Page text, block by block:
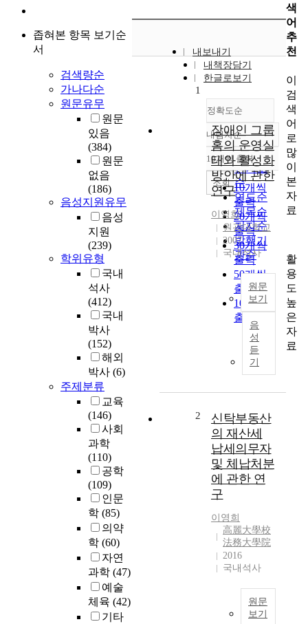
좁혀본 항목 보기순
서
검색량순
가나다순
원문유무
원문
있음
(384)
원문
없음
(186)
음성지원유무
음성
지원
(239)
학위유형
국내
석사
(412)
국내
박사
(152)
해외
박사 (6)
주제분류
교육
(146)
사회
과학
(110)
공학
(109)
인문
학 (85)
의약
학 (60)
자연
과학 (47)
예술
체육 (42)
기타
내보내기
내책장담기
한글로보기
정확도순
정확도
순
인기도
순
연도순
제목순
저자순
발행기
관순
내림차순
내림차순
10개씩 출력
10개씩
출력
20개씩
출력
30개씩
출력
50개씩
출력
100개씩
출력
조회
1
장애인 그룹
홈의 운영실
태와 활성화
방안에 관한
연구
이영희
원광대학교
2007
국내석사
원문
보기
음
성
듣
기
2
신탁부동산
의 재산세
납세의무자
및 체납처분
에 관한 연
구
이영희
高麗大學校
法務大學院
2016
국내석사
원문
보기
색
어
추
천
이
검
색
어
로
많
이
본
자
료
활
용
도
높
은
자
료